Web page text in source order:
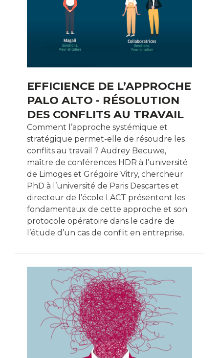
EFFICIENCE DE L’APPROCHE
PALO ALTO - RÉSOLUTION
DES CONFLITS AU TRAVAIL
Comment l’approche systémique et
stratégique permet-elle de résoudre les
conflits au travail ? Audrey Becuwe,
maître de conférences HDR à l’université
de Limoges et Grégoire Vitry, chercheur
PhD à l’université de Paris Descartes et
directeur de l’école LACT présentent les
fondamentaux de cette approche et son
protocole opératoire dans le cadre de
l’étude d’un cas de conflit en entreprise.